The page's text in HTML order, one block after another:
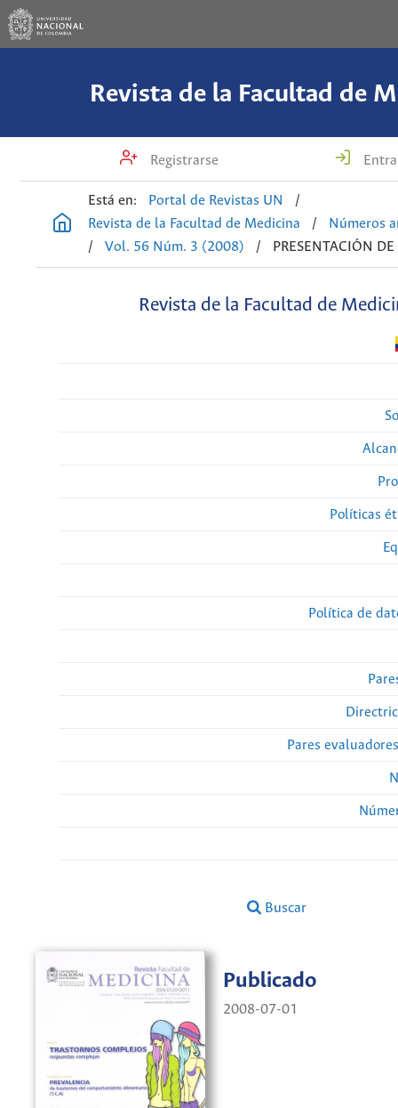
Revista de la Facultad de
Registrarse
Está en: Portal de Revistas UN
/
Revista de la Facultad de Medicina
/
Números
/
Vol. 56 Núm. 3 (2008) / PRESENTACIÓN DE
Revista de la Facultad de
Políticas
Política de
Pares
Buscar
Publicado
2008-07-01